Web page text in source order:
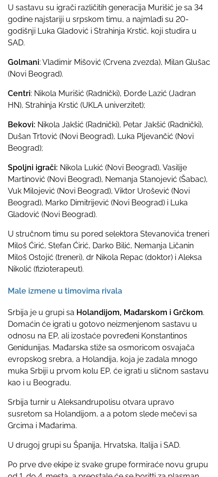
U sastavu su igrači različitih generacija Murišić je sa 34
godine najstariji u srpskom timu, a najmlađi su 20-
godišnji Luka Gladović i Strahinja Krstić, koji studira u
SAD.
Golmani: Vladimir Mišović (Crvena zvezda), Milan Glušac
(Novi Beograd).
Centri: Nikola Murišić (Radnički), Đorđe Lazić (Jadran
HN), Strahinja Krstić (UKLA univerzitet);
Bekovi: Nikola Jakšić (Radnički), Petar Jakšić (Radnički),
Dušan Trtović (Novi Beograd), Luka Pljevančić (Novi
Beograd);
Spoljni igrači: Nikola Lukić (Novi Beograd), Vasilije
Martinović (Novi Beograd), Nemanja Stanojević (Šabac),
Vuk Milojević (Novi Beograd), Viktor Urošević (Novi
Beograd), Marko Dimitrijević (Novi Beograd) i Luka
Gladović (Novi Beograd).
U stručnom timu su pored selektora Stevanovića treneri
Miloš Ćirić, Stefan Ćirić, Darko Bilić, Nemanja Ličanin
Miloš Ostojić (treneri), dr Nikola Repac (doktor) i Aleksa
Nikolić (fizioterapeut).
Male izmene u timovima rivala
Srbija je u grupi sa Holandijom, Mađarskom i Grčkom.
Domaćin će igrati u gotovo neizmenjenom sastavu u
odnosu na EP, ali izostaće povređeni Konstantinos
Genidunijas. Mađarska stiže sa osmoricom osvajača
evropskog srebra, a Holandija, koja je zadala mnogo
muka Srbiji u prvom kolu EP, će igrati u sličnom sastavu
kao i u Beogradu.
Srbija turnir u Aleksandrupolisu otvara upravo
susretom sa Holandijom, a a potom slede mečevi sa
Grcima i Mađarima.
U drugoj grupi su Španija, Hrvatska, Italija i SAD.
Po prve dve ekipe iz svake grupe formiraće novu grupu